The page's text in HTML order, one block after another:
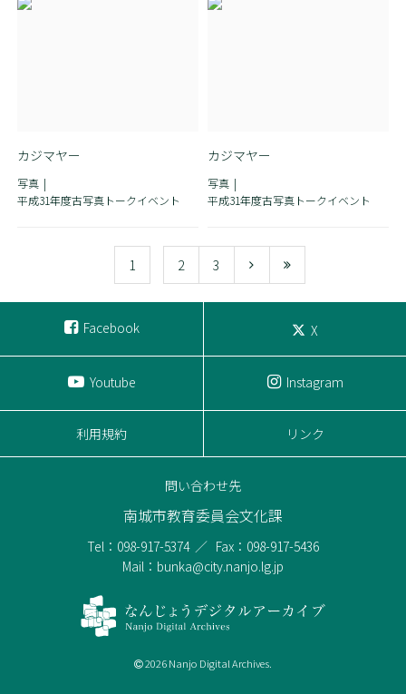
カジマヤー
写真
平成31年度古写真トークイベント
カジマヤー
写真
平成31年度古写真トークイベント
1 2 3
Facebook X
Youtube Instagram
利用規約 リンク
問い合わせ先
南城市教育委員会文化課
Tel：098-917-5374
Fax：098-917-5436
Mail：bunka@city.nanjo.lg.jp
2026 Nanjo Digital Archives.